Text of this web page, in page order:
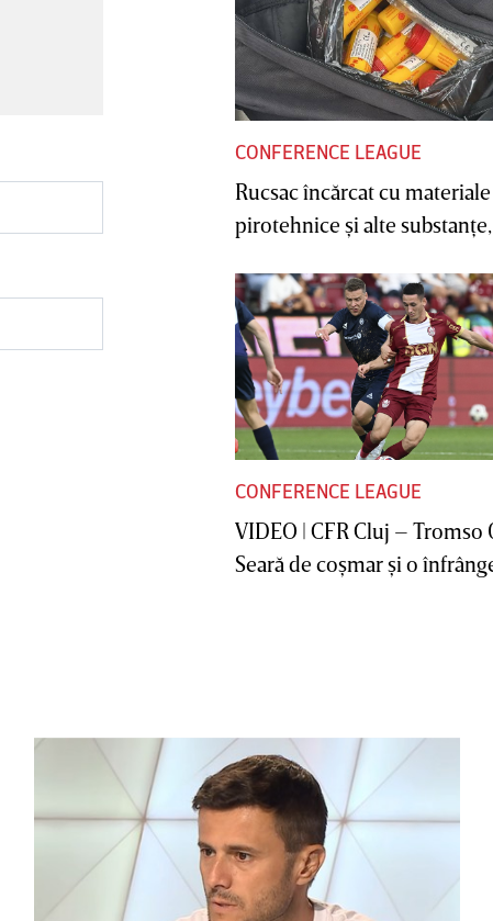
CONFERENCE LEAGUE
Rucsac încărcat cu materiale
pirotehnice şi alte substanţe,
CONFERENCE LEAGUE
VIDEO | CFR Cluj – Tromso
Seară de coşmar şi o